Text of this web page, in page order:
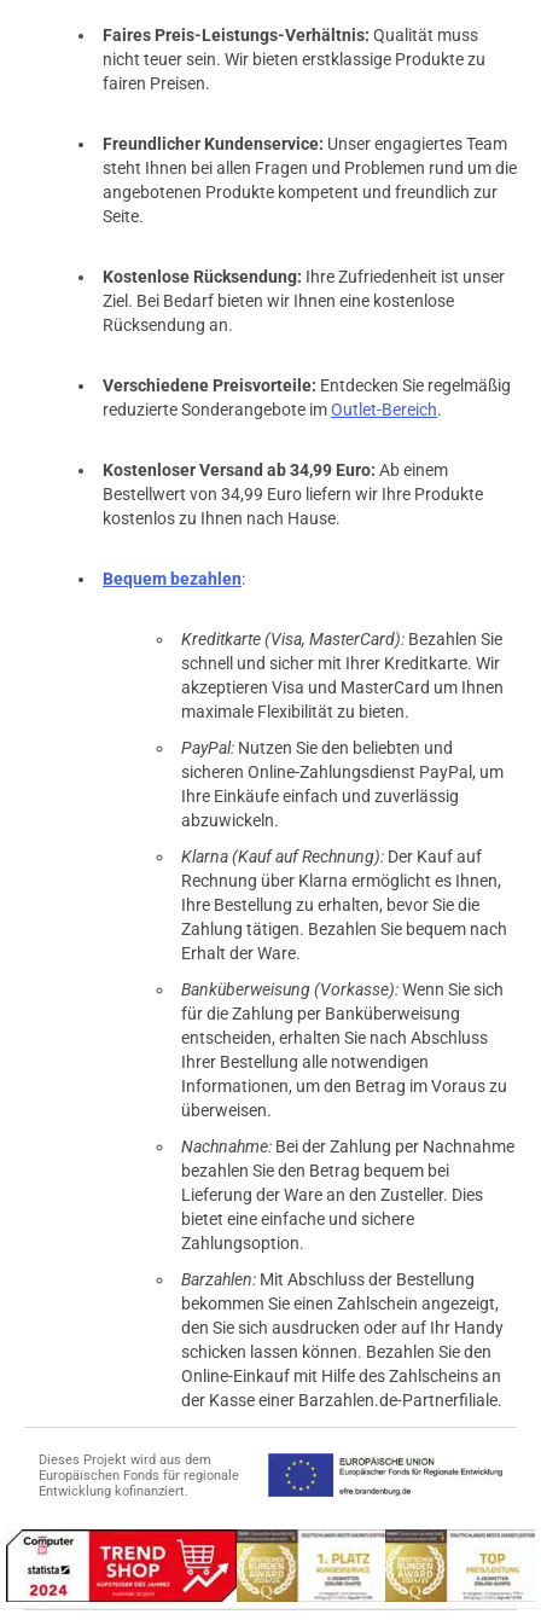
Faires Preis-Leistungs-Verhältnis: Qualität muss
nicht teuer sein. Wir bieten erstklassige Produkte zu
fairen Preisen.
Freundlicher Kundenservice: Unser engagiertes Team
steht Ihnen bei allen Fragen und Problemen rund um die
angebotenen Produkte kompetent und freundlich zur
Seite.
Kostenlose Rücksendung: Ihre Zufriedenheit ist unser
Ziel. Bei Bedarf bieten wir Ihnen eine kostenlose
Rücksendung an.
Verschiedene Preisvorteile: Entdecken Sie regelmäßig
reduzierte Sonderangebote imOutlet-Bereich.
Kostenloser Versand ab 34,99 Euro: Ab einem
Bestellwert von 34,99 Euro liefern wir Ihre Produkte
kostenlos zu Ihnen nach Hause.
Bequem bezahlen:
Kreditkarte (Visa, MasterCard): Bezahlen Sie
schnell und sicher mit Ihrer Kreditkarte. Wir
akzeptieren Visa und MasterCard um Ihnen
maximale Flexibilität zu bieten.
PayPal: Nutzen Sie den beliebten und
sicheren Online-Zahlungsdienst PayPal, um
Ihre Einkäufe einfach und zuverlässig
abzuwickeln.
Klarna (Kauf auf Rechnung): Der Kauf auf
Rechnung über Klarna ermöglicht es Ihnen,
Ihre Bestellung zu erhalten, bevor Sie die
Zahlung tätigen. Bezahlen Sie bequem nach
Erhalt der Ware.
Banküberweisung (Vorkasse):Wenn Sie sich
für die Zahlung per Banküberweisung
entscheiden, erhalten Sie nach Abschluss
Ihrer Bestellung alle notwendigen
Informationen, um den Betrag im Voraus zu
überweisen.
Nachnahme: Bei der Zahlung per Nachnahme
bezahlen Sie den Betrag bequem bei
Lieferung der Ware an den Zusteller. Dies
bietet eine einfache und sichere
Zahlungsoption.
Barzahlen: Mit Abschluss der Bestellung
bekommen Sie einen Zahlschein angezeigt,
den Sie sich ausdrucken oder auf Ihr Handy
schicken lassen können. Bezahlen Sie den
Online-Einkauf mit Hilfe des Zahlscheins an
der Kasse einer Barzahlen.de-Partnerfiliale.
Dieses Projekt wird aus dem
Europäischen Fonds für regionale
Entwicklung kofinanziert.